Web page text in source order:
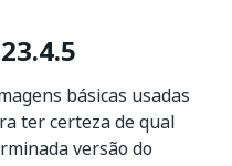
básicas usadas
ter certeza de qual
versão do